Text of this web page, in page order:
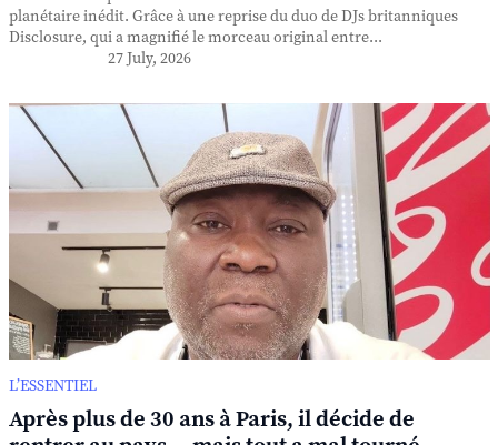
planétaire inédit. Grâce à une reprise du duo de DJs britanniques
Disclosure, qui a magnifié le morceau original entre...
27 July, 2026
L’ESSENTIEL
Après plus de 30 ans à Paris, il décide de